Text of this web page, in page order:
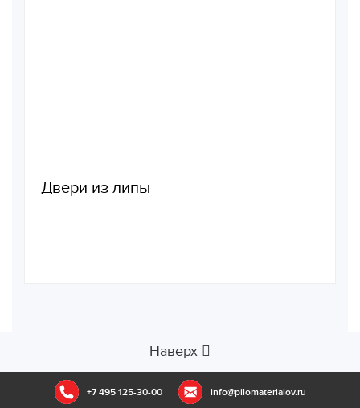
Двери из липы
Наверх
+7 495 125-30-00 info@pilomaterialov.ru